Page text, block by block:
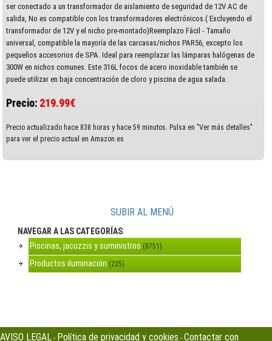
ser conectado a un transformador de aislamiento de seguridad de 12V AC de
salida, No es compatible con los transformadores electrónicos.( Excluyendo el
transformador de 12V y el nicho pre-montado)Reemplazo Fácil - Tamaño
universal, compatible la mayoría de las carcasas/nichos PAR56, excepto los
pequeños accesorios de SPA. Ideal para reemplazar las lámparas halógenas de
300W en nichos comunes. Este 316L focos de acero inoxidable también se
puede utilizar en baja concentración de cloro y piscina de agua salada.
Precio: 219.99€
Precio actualizado hace 838 horas y hace 59 minutos. Pulsa en "Ver más detalles"
para ver el precio actual en Amazon.es
SUBIR AL MENÚ
NAVEGAR A LAS CATEGORÍAS:
Piscinas, jacuzzis y suministros (8751)
Productos iluminación (225)
AVISO LEGAL - Política de privacidad y cookies - Contactar con